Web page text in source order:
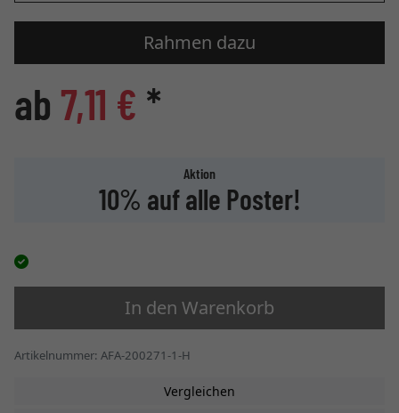
Rahmen dazu
ab 7,11 € *
Aktion
10% auf alle Poster!
In den Warenkorb
Artikelnummer: AFA-200271-1-H
Vergleichen